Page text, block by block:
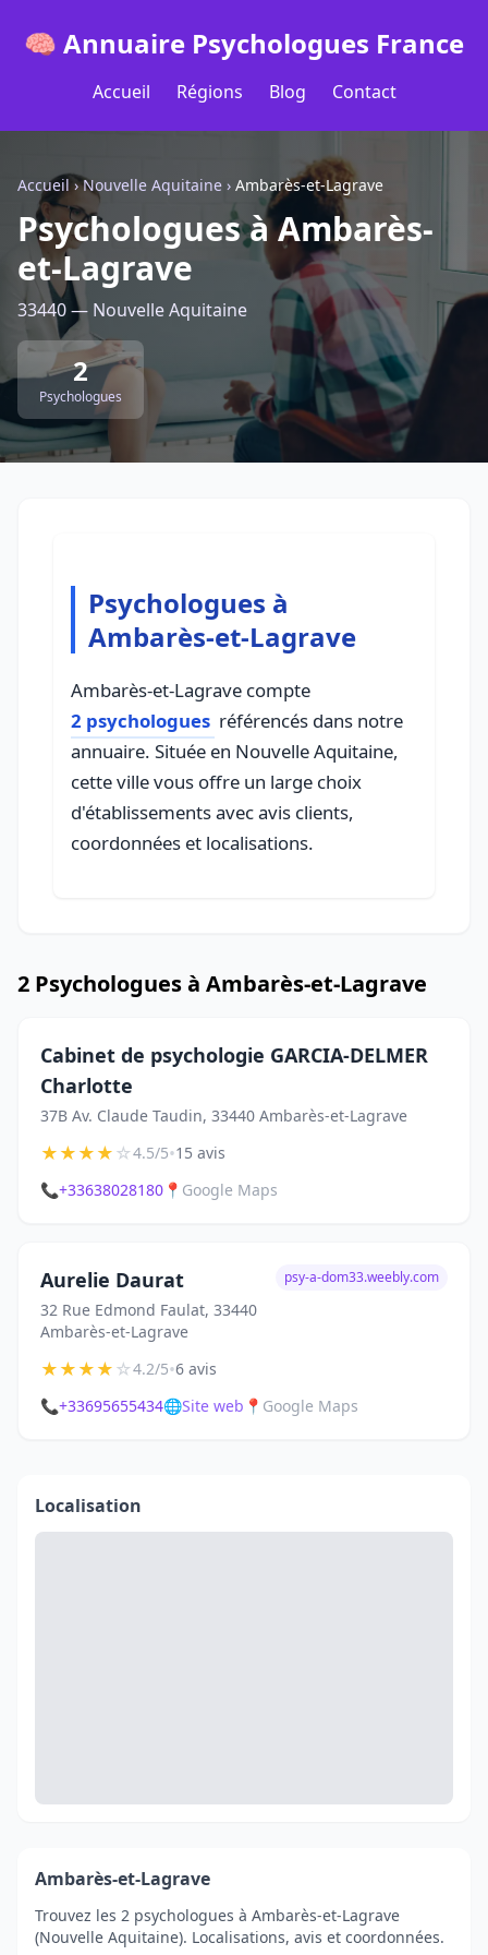
🧠 Annuaire Psychologues France
Accueil Régions Blog Contact
Accueil ›Nouvelle Aquitaine › Ambarès-et-Lagrave
Psychologues à Ambarès-
et-Lagrave
33440 — Nouvelle Aquitaine
2
Psychologues
Psychologues à
Ambarès-et-Lagrave
Ambarès-et-Lagrave compte
2 psychologues référencés dans notre
annuaire. Située en Nouvelle Aquitaine,
cette ville vous offre un large choix
d'établissements avec avis clients,
coordonnées et localisations.
2 Psychologues à Ambarès-et-Lagrave
Cabinet de psychologie GARCIA-DELMER
Charlotte
37B Av. Claude Taudin, 33440 Ambarès-et-Lagrave
★★★★☆4.5/5•15 avis
📞+33638028180 📍 Google Maps
Aurelie Daurat
32 Rue Edmond Faulat, 33440
Ambarès-et-Lagrave
psy-a-dom33.weebly.com
★★★★☆4.2/5•6 avis
📞+33695655434🌐Site web 📍 Google Maps
Localisation
Ambarès-et-Lagrave
Trouvez les 2 psychologues à Ambarès-et-Lagrave
(Nouvelle Aquitaine). Localisations, avis et coordonnées.